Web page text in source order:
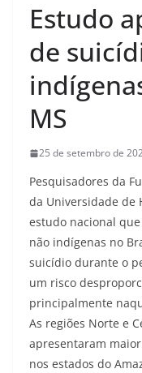
Estudo
de
MS
25 de setembro de
Pesquisadores da
da Universidade de
estudo nacional
não indígenas no
suicídio durante o
um risco
principalmente
As regiões Norte e
apresentaram
nos estados do